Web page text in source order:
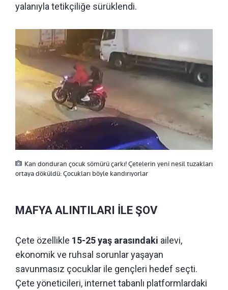
yalanıyla tetikçiliğe sürüklendi.
Kan donduran çocuk sömürü çarkı! Çetelerin yeni nesil tuzakları
ortaya döküldü: Çocukları böyle kandırıyorlar
MAFYA ALINTILARI İLE ŞOV
Çete özellikle 15-25 yaş arasındaki ailevi,
ekonomik ve ruhsal sorunlar yaşayan
savunmasız çocuklar ile gençleri hedef seçti.
Çete yöneticileri, internet tabanlı platformlardaki